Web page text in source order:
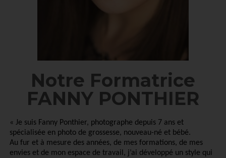
Notre Formatrice
FANNY PONTHIER
« Je suis Fanny Ponthier, photographe depuis 7 ans et
spécialisée en photo de grossesse, nouveau-né et bébé.
Au fur et à mesure des années, de mes formations, de mes
envies et de mon espace de travail, j’ai développé un style qui